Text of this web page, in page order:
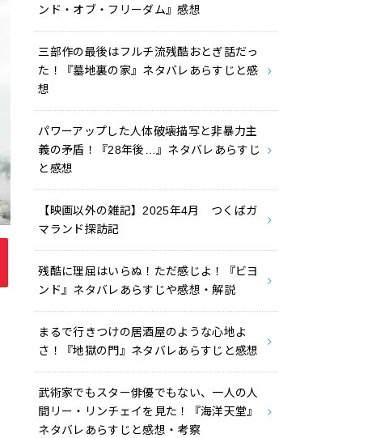
ンド・オブ・フリーダム』感想
三部作の最後はフルチ流残酷おとぎ話だっ
た！『墓地裏の家』ネタバレあらすじと感
想
パワーアップした人体破壊描写と非暴力主
義の矛盾！『28年後…』ネタバレあらすじ
と感想
【映画以外の雑記】2025年4月 つくばガ
マランド探訪記
残酷に理屈はいらぬ！ただ感じよ！『ビヨ
ンド』ネタバレあらすじや感想・解説
まるで行きつけの居酒屋のような心地よ
さ！『地獄の門』ネタバレあらすじと感想
武術家でもスター俳優でもない、一人の人
間リー・リンチェイを見た！『海洋天堂』
ネタバレあらすじと感想・考察